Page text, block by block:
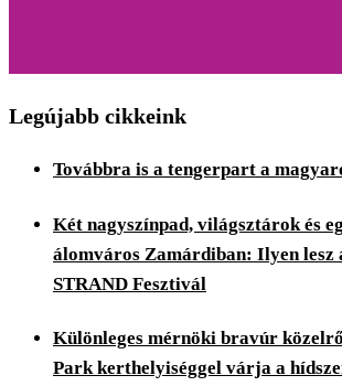
Legújabb cikkeink
Továbbra is a tengerpart a
Két nagyszínpad, világsztárok és
álomváros Zamárdiban: Ilyen lesz
STRAND Fesztivál
Különleges mérnöki bravúr
Park kerthelyiséggel várja a